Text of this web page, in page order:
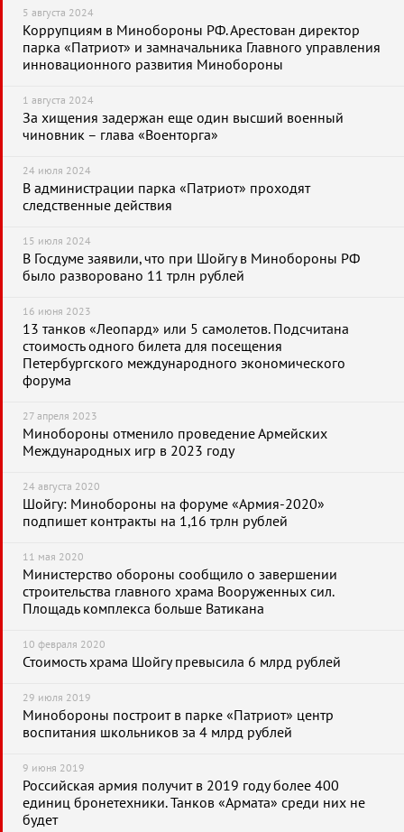
5 августа 2024
Коррупциям в Минобороны РФ. Арестован директор
парка «Патриот» и замначальника Главного управления
инновационного развития Минобороны
1 августа 2024
За хищения задержан еще один высший военный
чиновник – глава «Военторга»
24 июля 2024
В администрации парка «Патриот» проходят
следственные действия
15 июля 2024
В Госдуме заявили, что при Шойгу в Минобороны РФ
было разворовано 11 трлн рублей
16 июня 2023
13 танков «Леопард» или 5 самолетов. Подсчитана
стоимость одного билета для посещения
Петербургского международного экономического
форума
27 апреля 2023
Минобороны отменило проведение Армейских
Международных игр в 2023 году
24 августа 2020
Шойгу: Минобороны на форуме «Армия-2020»
подпишет контракты на 1,16 трлн рублей
11 мая 2020
Министерство обороны сообщило о завершении
строительства главного храма Вооруженных сил.
Площадь комплекса больше Ватикана
10 февраля 2020
Стоимость храма Шойгу превысила 6 млрд рублей
29 июля 2019
Минобороны построит в парке «Патриот» центр
воспитания школьников за 4 млрд рублей
9 июня 2019
Российская армия получит в 2019 году более 400
единиц бронетехники. Танков «Армата» среди них не
будет